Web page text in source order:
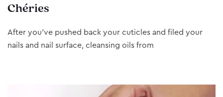
Chéries
After you’ve pushed back your cuticles and filed your
nails and nail surface, cleansing oils from